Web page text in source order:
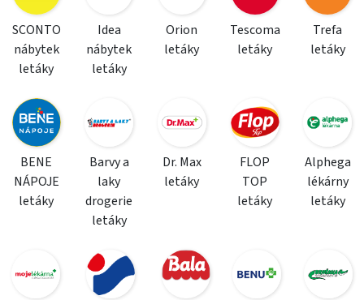
SCONTO
nábytek
letáky
Idea
nábytek
letáky
Orion
letáky
Tescoma
letáky
Trefa
letáky
BENE
NÁPOJE
letáky
Barvy a
laky
drogerie
letáky
Dr. Max
letáky
FLOP
TOP
letáky
Alphega
lékárny
letáky